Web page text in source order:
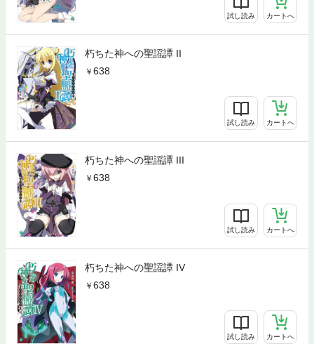
試し読み カートへ
朽ちた神への聖謡譚 II
638
試し読み カートへ
朽ちた神への聖謡譚 III
638
試し読み カートへ
朽ちた神への聖謡譚 IV
638
試し読み カートへ